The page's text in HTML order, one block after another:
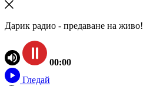
Дарик радио - предаване на живо!
00:00
Гледай